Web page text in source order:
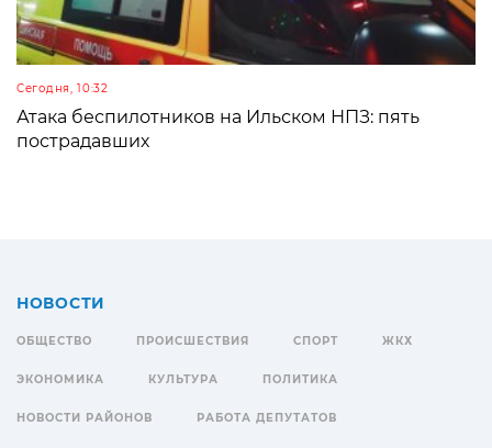
Сегодня, 10:32
Атака беспилотников на Ильском НПЗ: пять
пострадавших
НОВОСТИ
ОБЩЕСТВО ПРОИСШЕСТВИЯ СПОРТ ЖКХ
ЭКОНОМИКА КУЛЬТУРА ПОЛИТИКА
НОВОСТИ РАЙОНОВ РАБОТА ДЕПУТАТОВ